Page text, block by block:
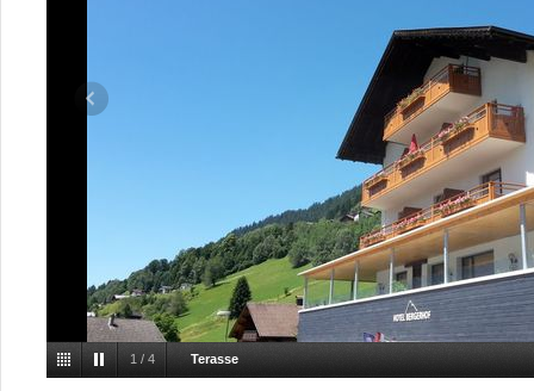
1 / 4 Terasse